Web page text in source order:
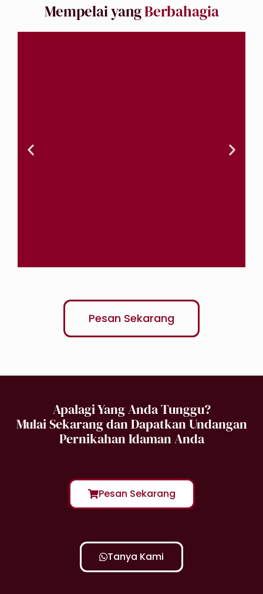
Mempelai yangBerbahagia
Agnes
Pesan Sekarang
Apalagi Yang Anda Tunggu?
Mulai Sekarang dan Dapatkan Undangan
Pernikahan Idaman Anda
Pesan Sekarang
Tanya Kami